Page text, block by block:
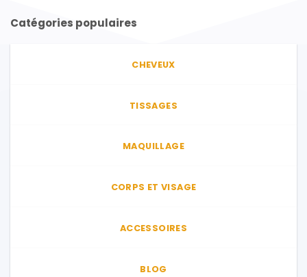
Catégories populaires
CHEVEUX
TISSAGES
MAQUILLAGE
CORPS ET VISAGE
ACCESSOIRES
BLOG